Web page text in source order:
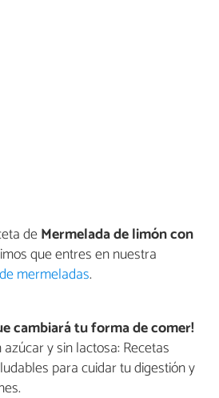
deMermelada de limón con
que entres en nuestra
mermeladas.
cambiará tu forma de comer!
y sin lactosa: Recetas
para cuidar tu digestión y